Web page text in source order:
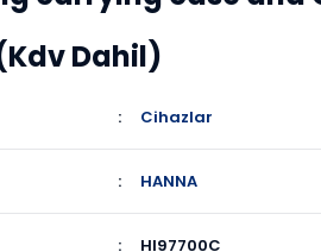
Dahil)
Cihazlar
HANNA
HI97700C